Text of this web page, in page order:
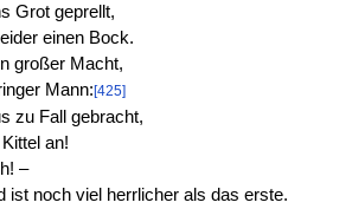
Grot geprellt,
einen Bock.
großer Macht,
Mann:[425]
zu Fall gebracht,
an!
–
ist noch viel herrlicher als das erste.